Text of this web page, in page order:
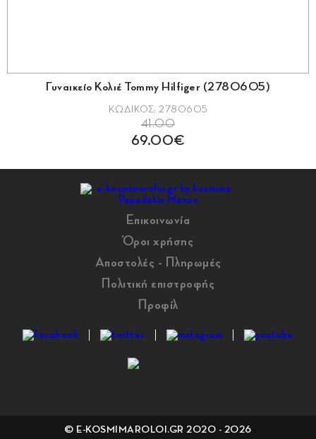
Γυναικείο Κολιέ Tommy Hilfiger (2780605)
ΚΩΔΙΚΟΣ: 2780605
41.00
69.00€
Επικοινωνία
Όροι χρήσης
Αποστολές - Πληρωμές
Πολιτική επιστροφής
Προφίλ
© E-KOSMIMAROLOI.GR 2020 - 2026